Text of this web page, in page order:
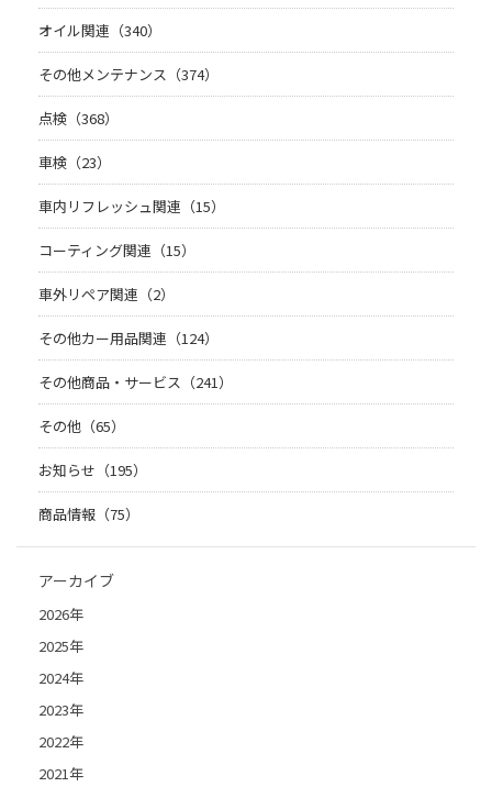
オイル関連（340）
その他メンテナンス（374）
点検（368）
車検（23）
車内リフレッシュ関連（15）
コーティング関連（15）
車外リペア関連（2）
その他カー用品関連（124）
その他商品・サービス（241）
その他（65）
お知らせ（195）
商品情報（75）
アーカイブ
2026年
2025年
2024年
2023年
2022年
2021年